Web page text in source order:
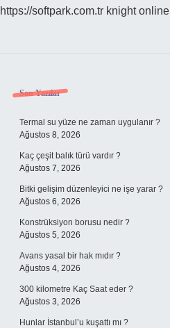
https://softpark.com.tr knight online
Sidebar
Son Yazılar
Termal su yüze ne zaman uygulanır ?
Ağustos 8, 2026
Kaç çeşit balık türü vardır ?
Ağustos 7, 2026
Bitki gelişim düzenleyici ne işe yarar ?
Ağustos 6, 2026
Konstrüksiyon borusu nedir ?
Ağustos 5, 2026
Avans yasal bir hak mıdır ?
Ağustos 4, 2026
300 kilometre Kaç Saat eder ?
Ağustos 3, 2026
Hunlar İstanbul’u kuşattı mı ?